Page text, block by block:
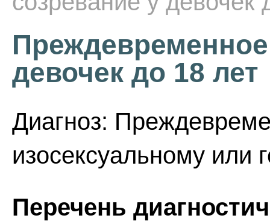
девочек до 18 лет
Диагноз:
изосексуальному или
Перечень